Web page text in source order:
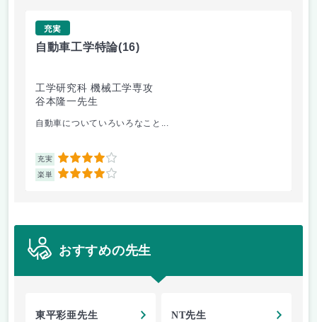
充実
自動車工学特論(16)
工学研究科 機械工学専攻
谷本隆一先生
自動車についていろいろなこと...
充実 4
楽単 4
おすすめの先生
東平彩亜先生 NT先生